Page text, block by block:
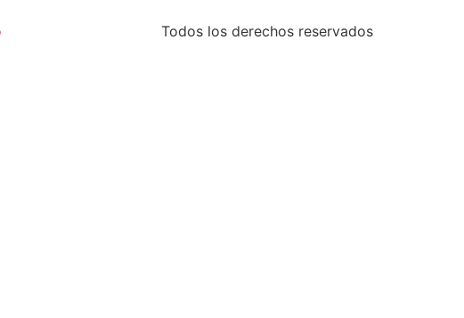
Todos los derechos reservados